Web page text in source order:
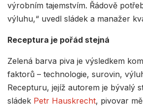
výrobním tajemstvím. Řádově
výluhu,“ uvedl sládek a manažer
Receptura je pořád stejná
Zelená barva piva je výsledkem
faktorů – technologie, surovin,
Recepturu, jejíž autorem je bývalý
sládek Petr Hauskrecht, pivovar